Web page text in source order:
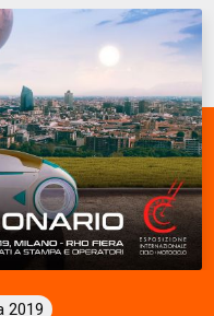
2019